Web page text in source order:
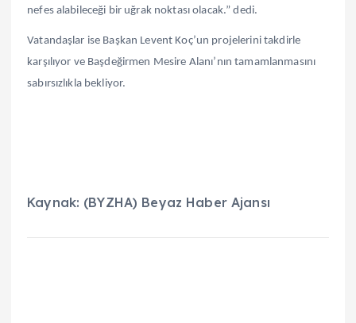
nefes alabileceği bir uğrak noktası olacak.” dedi.
Vatandaşlar ise Başkan Levent Koç’un projelerini takdirle
karşılıyor ve Başdeğirmen Mesire Alanı’nın tamamlanmasını
sabırsızlıkla bekliyor.
Kaynak: (BYZHA) Beyaz Haber Ajansı